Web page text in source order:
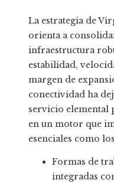
La estrategia de
orienta a
infraestructura
estabilidad,
margen de
conectividad ha
servicio elemental
en un motor que
esenciales como
Formas de
integradas